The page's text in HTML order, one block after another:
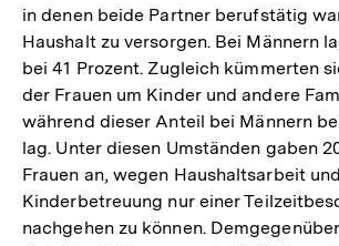
in denen beide Partner berufstätig
Haushalt zu versorgen. Bei Männern
bei 41 Prozent. Zugleich kümmerten
der Frauen um Kinder und andere
während dieser Anteil bei Männern
lag. Unter diesen Umständen gaben
Frauen an, wegen Haushaltsarbeit und
Kinderbetreuung nur einer
nachgehen zu können.